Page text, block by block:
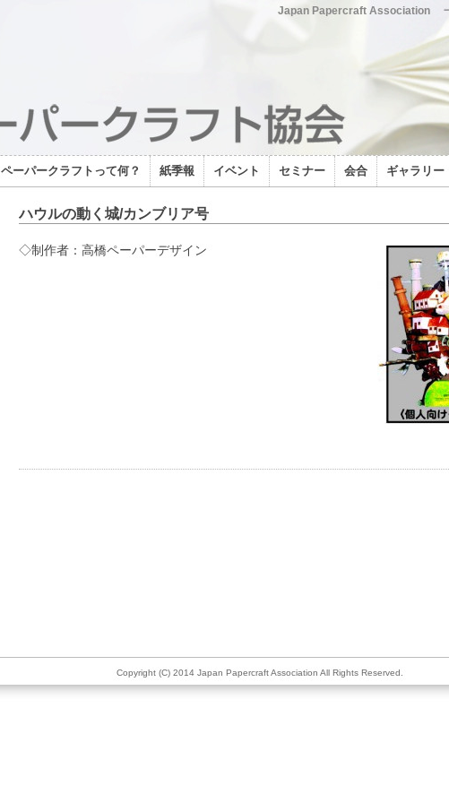
Japan Papercraft Association
ペーパークラフトって何？ 紙季報 イベント セミナー 会合 ギャラリー
ハウルの動く城/カンブリア号
◇制作者：高橋ペーパーデザイン
Copyright (C) 2014 Japan Papercraft Association All Rights Reserved.